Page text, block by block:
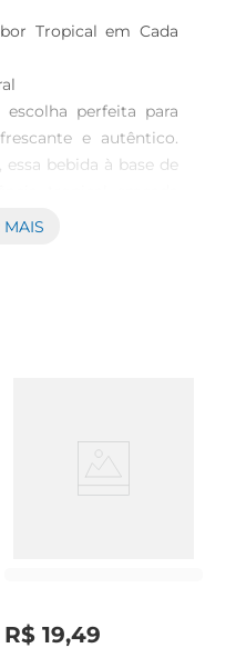
Tropical em Cada
perfeita para
e autêntico.
bebida à base de
experiência única e
permite que você
e consumila
MAIS
R$ 19,49